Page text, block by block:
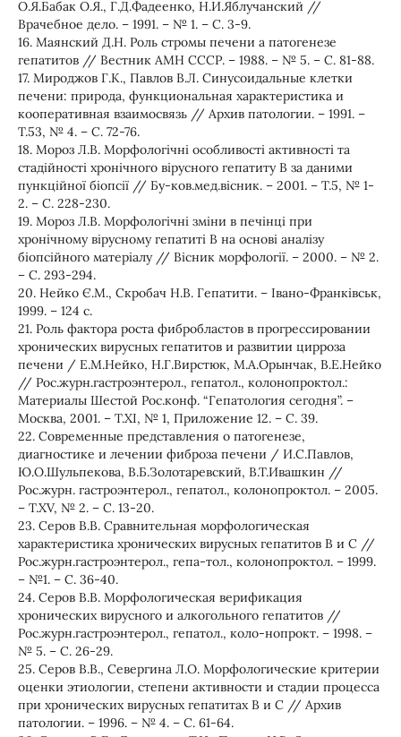
О.Я.Бабак О.Я., Г.Д.Фадеенко, Н.И.Яблучанский //
Врачебное дело. – 1991. – № 1. – С. 3-9.
16. Маянский Д.Н. Роль стромы печени а патогенезе
гепатитов // Вестник АМН СССР. – 1988. – № 5. – С. 81-88.
17. Мироджов Г.К., Павлов В.Л. Синусоидальные клетки
печени: природа, функциональная характеристика и
кооперативная взаимосвязь // Архив патологии. – 1991. –
Т.53, № 4. – С. 72-76.
18. Мороз Л.В. Морфологічні особливості активності та
стадійності хронічного вірусного гепатиту В за даними
пункційної біопсії // Бу-ков.мед.вісник. – 2001. – Т.5, № 1-
2. – С. 228-230.
19. Мороз Л.В. Морфологічні зміни в печінці при
хронічному вірусному гепатиті В на основі аналізу
біопсійного матеріалу // Вісник морфології. – 2000. – № 2.
– С. 293-294.
20. Нейко Є.М., Скробач Н.В. Гепатити. – Івано-Франківськ,
1999. – 124 с.
21. Роль фактора роста фибробластов в прогрессировании
хронических вирусных гепатитов и развитии цирроза
печени / Е.М.Нейко, Н.Г.Вирстюк, М.А.Орынчак, В.Е.Нейко
// Рос.журн.гастроэнтерол., гепатол., колонопроктол.:
Материалы Шестой Рос.конф. “Гепатология сегодня”. –
Москва, 2001. – Т.ХІ, № 1, Приложение 12. – С. 39.
22. Современные представления о патогенезе,
диагностике и лечении фиброза печени / И.С.Павлов,
Ю.О.Шульпекова, В.Б.Золотаревский, В.Т.Ивашкин //
Рос.журн. гастроэнтерол., гепатол., колонопроктол. – 2005.
– Т.ХV, № 2. – С. 13-20.
23. Серов В.В. Сравнительная морфологическая
характеристика хронических вирусных гепатитов В и С //
Рос.журн.гастроэнтерол., гепа-тол., колонопроктол. – 1999.
– №1. – С. 36-40.
24. Серов В.В. Морфологическая верификация
хронических вирусного и алкогольного гепатитов //
Рос.журн.гастроэнтерол., гепатол., коло-нопрокт. – 1998. –
№ 5. – С. 26-29.
25. Серов В.В., Севергина Л.О. Морфологические критерии
оценки этиологии, степени активности и стадии процесса
при хронических вирусных гепатитах В и С // Архив
патологии. – 1996. – № 4. – С. 61-64.